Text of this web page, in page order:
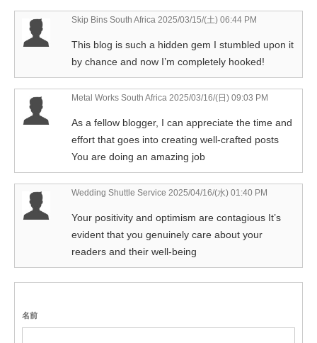
Skip Bins South Africa 2025/03/15/(土) 06:44 PM
This blog is such a hidden gem I stumbled upon it
by chance and now I’m completely hooked!
Metal Works South Africa 2025/03/16/(日) 09:03 PM
As a fellow blogger, I can appreciate the time and
effort that goes into creating well-crafted posts
You are doing an amazing job
Wedding Shuttle Service 2025/04/16/(水) 01:40 PM
Your positivity and optimism are contagious It’s
evident that you genuinely care about your
readers and their well-being
名前